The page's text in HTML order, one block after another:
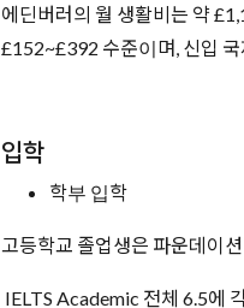
에딘버러의 월 생활비는 약
£152~£392 수준이며, 신입
입학
학부 입학
고등학교 졸업생은 파운데이
IELTS Academic 전체 6.5에